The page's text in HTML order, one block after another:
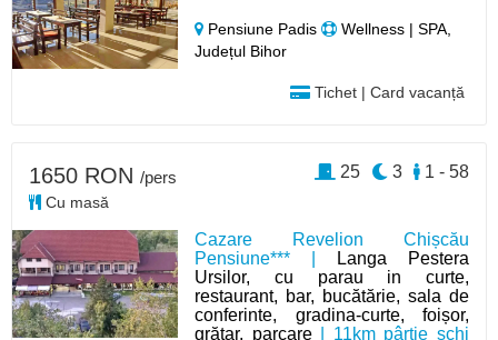
Pensiune Padis
Wellness | SPA,
Județul Bihor
Tichet | Card vacanță
Cazare Revelion Chișcău
Pensiune*** |
Langa Pestera
Ursilor, cu parau in curte,
restaurant, bar, bucătărie, sala de
conferinte, gradina-curte, foișor,
grătar, parcare| 11km pârtie schi
1650 RON /pers
Cu masă
1 - 58
3
25